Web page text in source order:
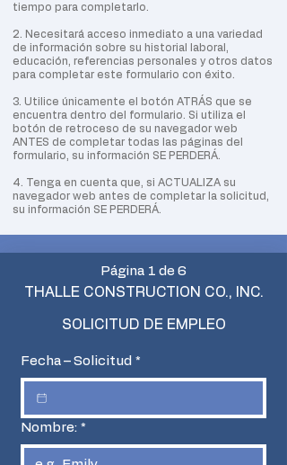
tiempo para completarlo.
2. Necesitará acceso inmediato a una variedad
de información sobre su historial laboral,
educación, referencias personales y otros datos
para completar este formulario con éxito.
3. Utilice únicamente el botón ATRÁS que se
encuentra dentro del formulario. Si utiliza el
botón de retroceso de su navegador web
ANTES de completar todas las páginas del
formulario, su información SE PERDERÁ.
4. Tenga en cuenta que, si ACTUALIZA su
navegador web antes de completar la solicitud,
su información SE PERDERÁ.
Página 1 de 6
THALLE CONSTRUCTION CO., INC.
SOLICITUD DE EMPLEO
Fecha – Solicitud *
Nombre: *